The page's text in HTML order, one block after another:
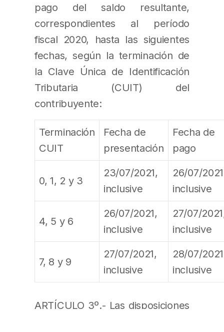
pago del saldo resultante,
correspondientes al período
fiscal 2020, hasta las siguientes
fechas, según la terminación de
la Clave Única de Identificación
Tributaria (CUIT) del
contribuyente:
Terminación
CUIT
Fecha de
presentación
Fecha de
pago
0, 1, 2 y 3
23/07/2021,
inclusive
26/07/
inclusive
4, 5 y 6
26/07/2021,
inclusive
27/07/
inclusive
7, 8 y 9
27/07/2021,
inclusive
28/07/
inclusive
ARTÍCULO 3º.- Las disposiciones